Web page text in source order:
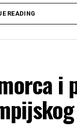
READING
i